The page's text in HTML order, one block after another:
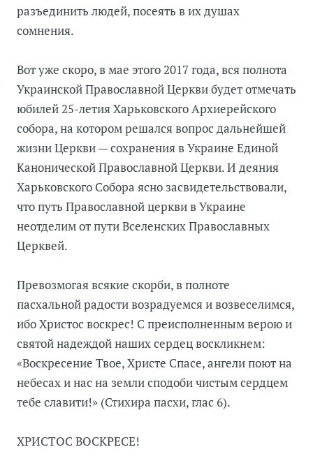
разъединить людей, посеять в их душах
сомнения.
Вот уже скоро, в мае этого 2017 года, вся полнота
Украинской Православной Церкви будет отмечать
юбилей 25-летия Харьковского Архиерейского
собора, на котором решался вопрос дальнейшей
жизни Церкви — сохранения в Украине Единой
Канонической Православной Церкви. И деяния
Харьковского Собора ясно засвидетельствовали,
что путь Православной церкви в Украине
неотделим от пути Вселенских Православных
Церквей.
Превозмогая всякие скорби, в полноте
пасхальной радости возрадуемся и возвеселимся,
ибо Христос воскрес! С преисполненным верою и
святой надеждой наших сердец воскликнем:
«Воскресение Твое, Христе Спасе, ангели поют на
небесах и нас на земли сподоби чистым сердцем
тебе славити!» (Стихира пасхи, глас 6).
ХРИСТОС ВОСКРЕСЕ!